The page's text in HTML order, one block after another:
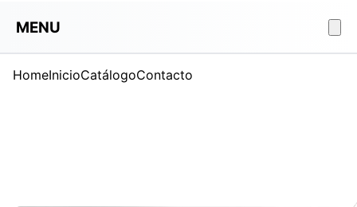
MENU
HomeInicioCatálogoContacto